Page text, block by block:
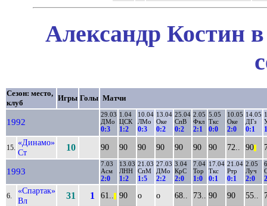
Александр Костин
Сезон: место,
клуб
Игры Голы Матчи
1992
29.03
ДМо
0:3
1.04
ЦСК
1:2
10.04
ЛМо
0:3
13.04
Оке
0:2
25.04
СпВ
0:2
2.05
Фкл
2:1
5.05
Ткс
0:0
10.05
Оке
2:0
14.05
ДГз
0:1
15.
«Динамо»
Ст
10 90 90 90 90 90 90 90 72.. 90
1993
7.03
Асм
2:0
13.03
ЛНН
1:2
21.03
СпМ
1:5
27.03
ДМо
2:2
3.04
КрС
2:0
7.04
Тор
1:0
17.04
Ткс
0:1
21.04
Ртр
0:1
2.05
Луч
2:0
6.
«Спартак»
Вл
31 1 61.. 90 о о 68.. 73.. 90 90 55..